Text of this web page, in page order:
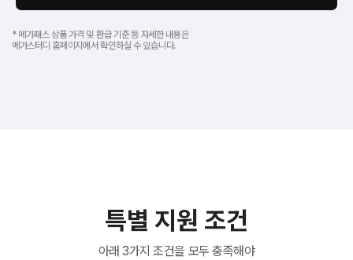
* 메가패스 상품 가격 및 환급 기준 등 자세한 내용은
메가스터디 홈페이지에서 확인하실 수 있습니다.
특별 지원 조건
아래 3가지 조건을 모두 충족해야